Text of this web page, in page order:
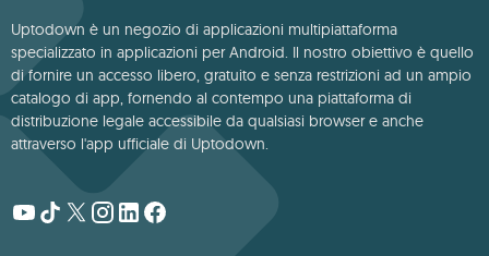
Uptodown è un negozio di applicazioni multipiattaforma
specializzato in applicazioni per Android. Il nostro obiettivo è quello
di fornire un accesso libero, gratuito e senza restrizioni ad un ampio
catalogo di app, fornendo al contempo una piattaforma di
distribuzione legale accessibile da qualsiasi browser e anche
attraverso l'app ufficiale di Uptodown.